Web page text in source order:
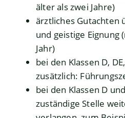
älter als zwei Jahre)
ärztliches Gutachten
und geistige Eignung
Jahr)
bei den Klassen D,
zusätzlich:
bei den Klassen D
zuständige Stelle